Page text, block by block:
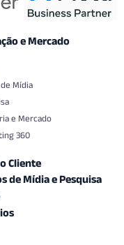
e Mercado
Mídia
e Mercado
360
Cliente
de Mídia e Pesquisa